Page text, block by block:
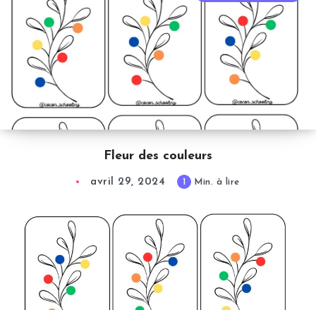
Fleur des couleurs
avril 29, 2024 1 Min. à lire